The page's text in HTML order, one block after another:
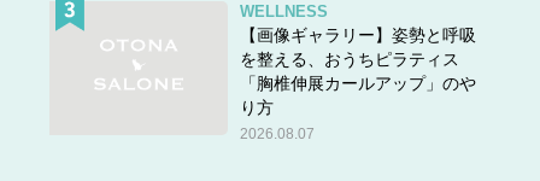
WELLNESS
【画像ギャラリー】姿勢と呼吸
を整える、おうちピラティス
「胸椎伸展カールアップ」のや
り方
2026.08.07